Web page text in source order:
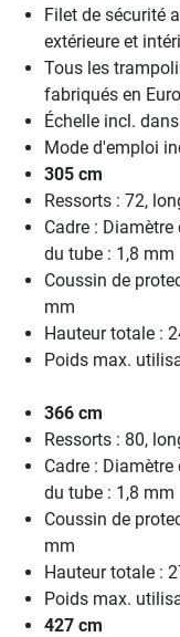
Filet de sécurité
extérieure et
Tous les
fabriqués en
Échelle incl.
Mode d'emploi
305 cm
Ressorts : 72,
Cadre :
du tube : 1,8 mm
Coussin de
mm
Hauteur totale :
Poids max.
366 cm
Ressorts : 80,
Cadre :
du tube : 1,8 mm
Coussin de
mm
Hauteur totale :
Poids max.
427 cm